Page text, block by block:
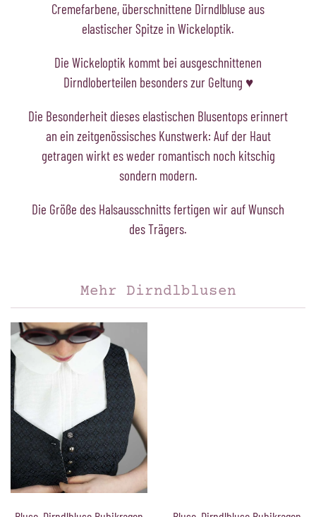
Cremefarbene, überschnittene Dirndlbluse aus
elastischer Spitze in Wickeloptik.
Die Wickeloptik kommt bei ausgeschnittenen
Dirndloberteilen besonders zur Geltung ♥
Die Besonderheit dieses elastischen Blusentops erinnert
an ein zeitgenössisches Kunstwerk: Auf der Haut
getragen wirkt es weder romantisch noch kitschig
sondern modern.
Die Größe des Halsausschnitts fertigen wir auf Wunsch
des Trägers.
Mehr Dirndlblusen